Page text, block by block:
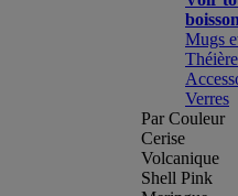
boisson
Mugs
Verres
Par Couleur
Cerise
Volcanique
Shell Pink